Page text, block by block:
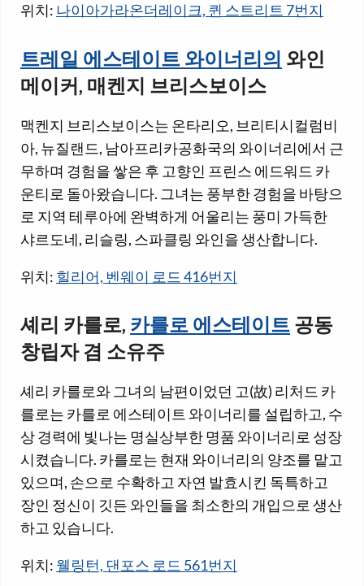
위치: 나이아가라온더레이크, 퀸 스트리트 7번지
트레일 에스테이트 와이너리의와인
메이커, 매켄지 브리스보이스
맥켄지 브리스보이스는 온타리오, 브리티시컬럼비
아, 뉴질랜드, 남아프리카공화국의 와이너리에서 근
무하며 경험을 쌓은 후 고향인 프린스 에드워드 카
운티로 돌아왔습니다. 그녀는 풍부한 경험을 바탕으
로 지역 테루아에 완벽하게 어울리는 풍미 가득한
샤르도네, 리슬링, 스파클링 와인을 생산합니다.
위치: 힐리어, 벤웨이 로드 416번지
셰리 카를로,카를로 에스테이트공동
창립자 겸 소유주
셰리 카를로와 그녀의 남편이었던 고(故) 리처드 카
를로는 카를로 에스테이트 와이너리를 설립하고, 수
상 경력에 빛나는 명실상부한 명품 와이너리로 성장
시켰습니다. 카를로는 현재 와이너리의 양조를 맡고
있으며, 손으로 수확하고 자연 발효시킨 독특하고
장인 정신이 깃든 와인들을 최소한의 개입으로 생산
하고 있습니다.
위치: 웰링턴, 댄포스 로드 561번지